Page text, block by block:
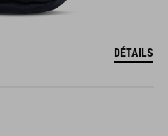
DÉTAILS